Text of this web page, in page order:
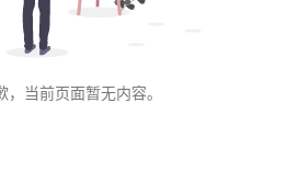
，当前页面暂无内容。